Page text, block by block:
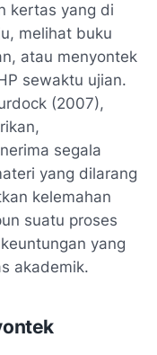
kertas yang di
melihat buku
atau menyontek
sewaktu ujian.
(2007),
segala
yang dilarang
kelemahan
suatu proses
yang
akademik.